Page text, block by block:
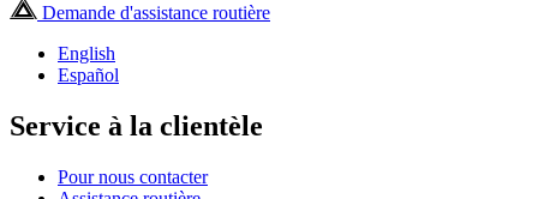
Demande d'assistance routière
English
Español
Service à la clientèle
Pour nous contacter